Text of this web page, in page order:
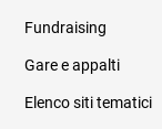
Fundraising
Gare e appalti
Elenco siti tematici